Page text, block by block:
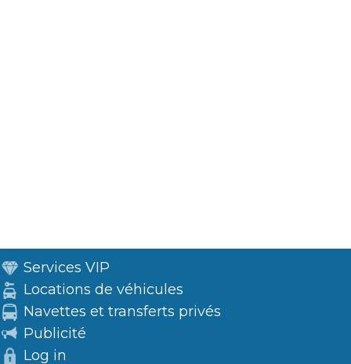
Services VIP
Locations de véhicules
Navettes et transferts privés
Publicité
Log in